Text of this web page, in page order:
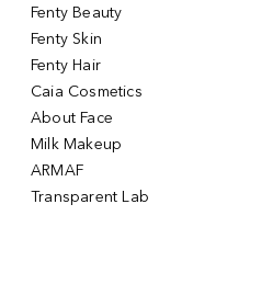
Fenty Beauty
Fenty Skin
Fenty Hair
Caia Cosmetics
About Face
Milk Makeup
ARMAF
Transparent Lab